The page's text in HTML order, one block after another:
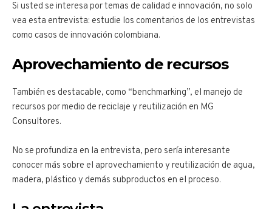
Si usted se interesa por temas de calidad e innovación, no solo
vea esta entrevista: estudie los comentarios de los entrevistas
como casos de innovación colombiana.
Aprovechamiento de recursos
También es destacable, como “benchmarking”, el manejo de
recursos por medio de reciclaje y reutilización en MG
Consultores.
No se profundiza en la entrevista, pero sería interesante
conocer más sobre el aprovechamiento y reutilización de agua,
madera, plástico y demás subproductos en el proceso.